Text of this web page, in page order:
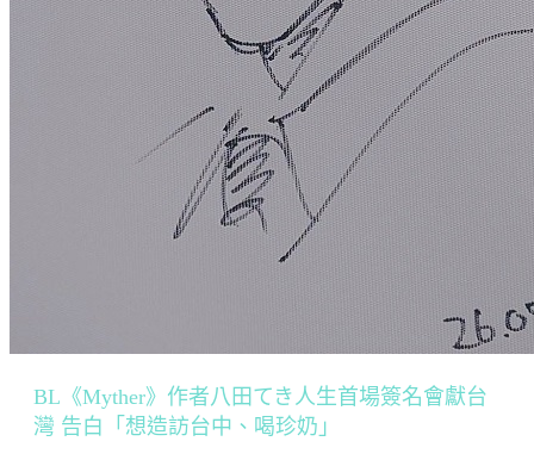
BL《Myther》作者八田てき人生首場簽名會獻台
灣 告白「想造訪台中、喝珍奶」